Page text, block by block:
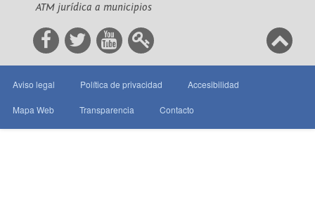
ATM jurídica a municipios
Aviso legal Política de privacidad Accesibilidad
Mapa Web Transparencia Contacto